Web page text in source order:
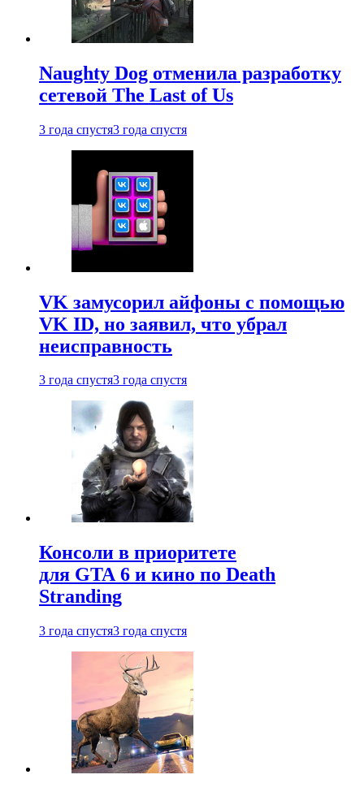
Naughty Dog отменила разработку
сетевой The Last of Us
3 года спустя3 года спустя
VK замусорил айфоны с помощью
VK ID, но заявил, что убрал
неисправность
3 года спустя3 года спустя
Консоли в приоритете
для GTA 6 и кино по Death
Stranding
3 года спустя3 года спустя